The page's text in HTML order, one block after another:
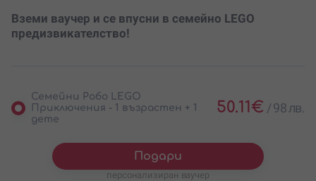
Вземи ваучер и се впусни в семейно LEGO
предизвикателство!
Семейни Робо LEGO
Приключения - 1 възрастен + 1
дете
50.11€ /98 лв.
Подари
персонализиран ваучер